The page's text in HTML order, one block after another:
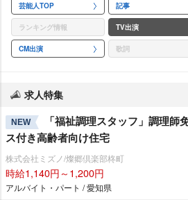
芸能人TOP 記事
ランキング情報 TV出演
CM出演 歌詞
求人特集
NEW
「福祉調理スタッフ」調理師
ス付き高齢者向け住宅
株式会社ミズノ/燦郷倶楽部柊町
時給1,140円～1,200円
アルバイト・パート / 愛知県